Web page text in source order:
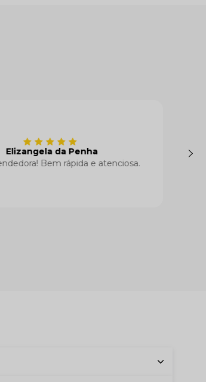
Elizangela da Penha
Bem rápida e atenciosa.